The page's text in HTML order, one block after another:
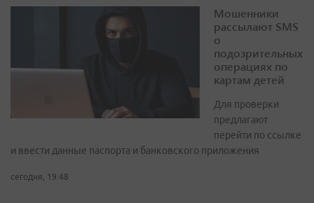
Мошенники
рассылают SMS
о
подозрительных
операциях по
картам детей
Для проверки
предлагают
перейти по ссылке
и ввести данные паспорта и банковского приложения
сегодня, 19:48